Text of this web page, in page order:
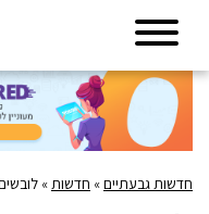
חדשות גבעתיים» חדשות »